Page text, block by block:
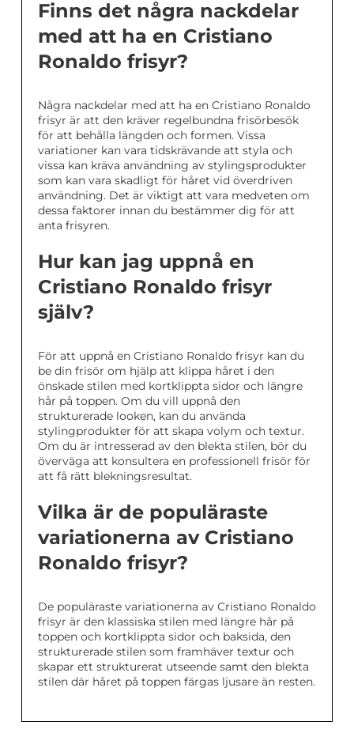
Finns det några nackdelar
med att ha en Cristiano
Ronaldo frisyr?
Några nackdelar med att ha en Cristiano Ronaldo
frisyr är att den kräver regelbundna frisörbesök
för att behålla längden och formen. Vissa
variationer kan vara tidskrävande att styla och
vissa kan kräva användning av stylingsprodukter
som kan vara skadligt för håret vid överdriven
användning. Det är viktigt att vara medveten om
dessa faktorer innan du bestämmer dig för att
anta frisyren.
Hur kan jag uppnå en
Cristiano Ronaldo frisyr
själv?
För att uppnå en Cristiano Ronaldo frisyr kan du
be din frisör om hjälp att klippa håret i den
önskade stilen med kortklippta sidor och längre
hår på toppen. Om du vill uppnå den
strukturerade looken, kan du använda
stylingprodukter för att skapa volym och textur.
Om du är intresserad av den blekta stilen, bör du
överväga att konsultera en professionell frisör för
att få rätt blekningsresultat.
Vilka är de populäraste
variationerna av Cristiano
Ronaldo frisyr?
De populäraste variationerna av Cristiano Ronaldo
frisyr är den klassiska stilen med längre hår på
toppen och kortklippta sidor och baksida, den
strukturerade stilen som framhäver textur och
skapar ett strukturerat utseende samt den blekta
stilen där håret på toppen färgas ljusare än resten.